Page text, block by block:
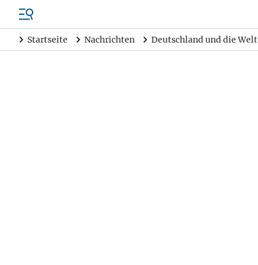
Startseite Nachrichten Deutschland und die Welt